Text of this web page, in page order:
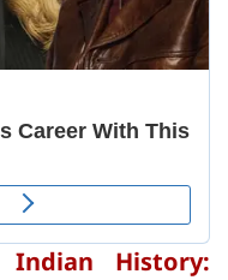
Indian History: